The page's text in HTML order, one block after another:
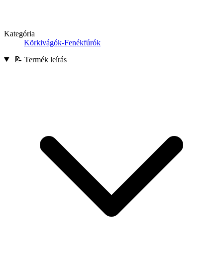
Kategória
Körkivágók-Fenékfúrók
📝 Termék leírás